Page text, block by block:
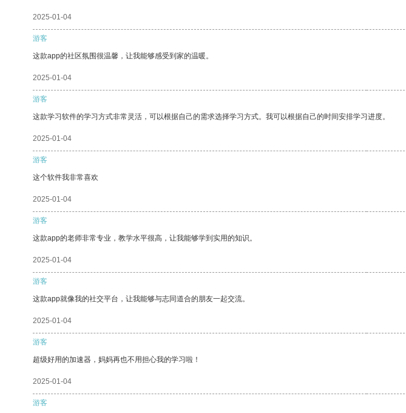
2025-01-04
游客
这款app的社区氛围很温馨，让我能够感受到家的温暖。
2025-01-04
游客
这款学习软件的学习方式非常灵活，可以根据自己的需求选择学习方式。我可以根据自己的时间安排学习进度。
2025-01-04
游客
这个软件我非常喜欢
2025-01-04
游客
这款app的老师非常专业，教学水平很高，让我能够学到实用的知识。
2025-01-04
游客
这款app就像我的社交平台，让我能够与志同道合的朋友一起交流。
2025-01-04
游客
超级好用的加速器，妈妈再也不用担心我的学习啦！
2025-01-04
游客